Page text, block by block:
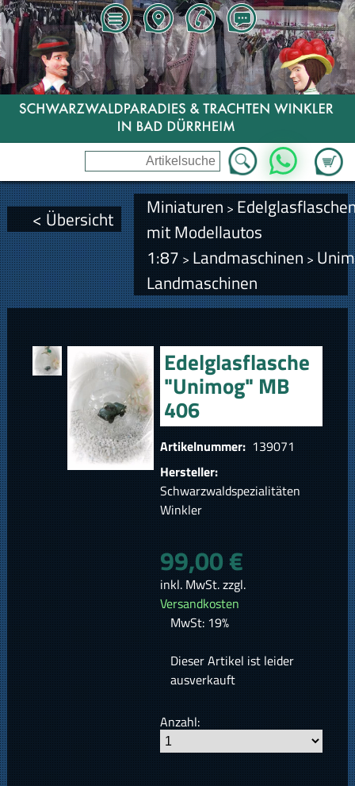
Zum
WhatsApp
< Übersicht Miniaturen >
mit Modellautos
1:87 > Landmaschinen >
Landmaschinen
Edelglasflasche
"Unimog" MB
406
Artikelnummer: 139071
Hersteller:
Schwarzwaldspezialitäten
Winkler
99,00 €
inkl. MwSt. zzgl.
Versandkosten
MwSt: 19%
Dieser Artikel ist leider
ausverkauft
Anzahl: